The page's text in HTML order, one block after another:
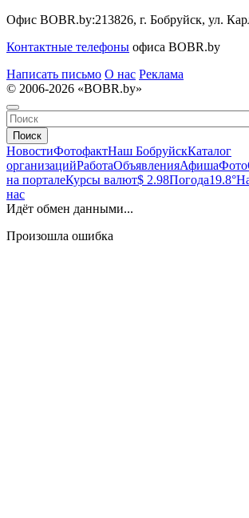
Офис BOBR.by:213826, г. Бобруйск, ул.
Контактные телефоны офиса BOBR.by
Написать письмо О нас Реклама
© 2006-2026 «BOBR.by»
Поиск
НовостиФотофактНаш БобруйскКаталог
организацийРаботаОбъявленияАфишаФото
на порталеКурсы валют$ 2.98Погода19.8°
нас
Идёт обмен данными...
Произошла ошибка